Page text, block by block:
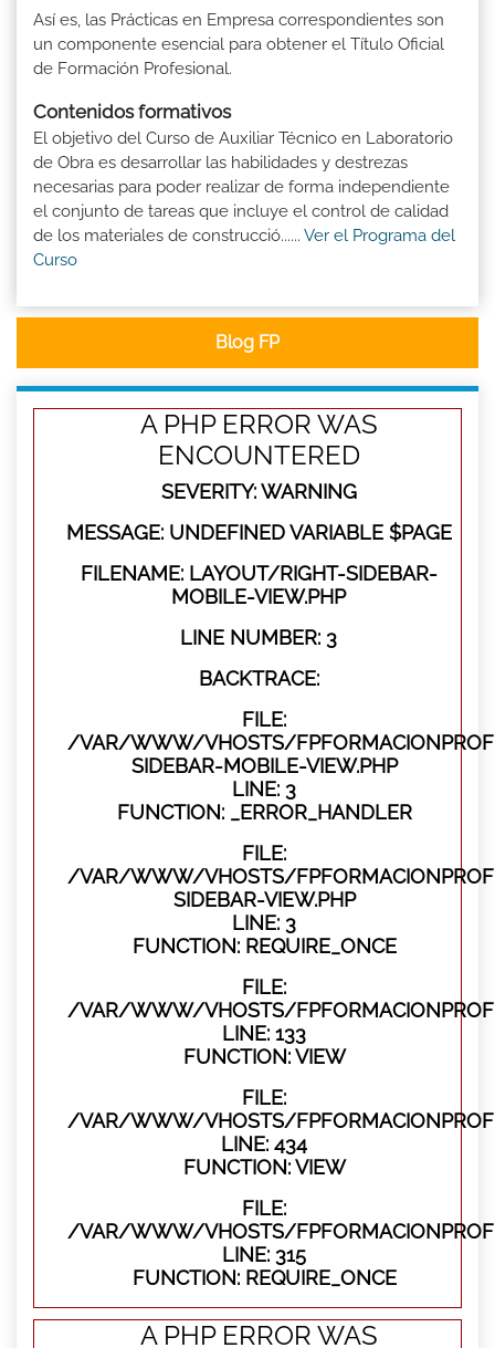
Así es, las Prácticas en Empresa correspondientes son
un componente esencial para obtener el Título Oficial
de Formación Profesional.
Contenidos formativos
El objetivo del Curso de Auxiliar Técnico en Laboratorio
de Obra es desarrollar las habilidades y destrezas
necesarias para poder realizar de forma independiente
el conjunto de tareas que incluye el control de calidad
de los materiales de construcció...... Ver el Programa del
Curso
Blog FP
A PHP ERROR WAS
ENCOUNTERED
SEVERITY: WARNING
MESSAGE: UNDEFINED VARIABLE $PAGE
FILENAME: LAYOUT/RIGHT-SIDEBAR-
MOBILE-VIEW.PHP
LINE NUMBER: 3
BACKTRACE:
FILE:
/VAR/WWW/VHOSTS/
SIDEBAR-MOBILE-VIEW.PHP
LINE: 3
FUNCTION: _ERROR_HANDLER
FILE:
/VAR/WWW/VHOSTS/
SIDEBAR-VIEW.PHP
LINE: 3
FUNCTION: REQUIRE_ONCE
FILE:
/VAR/WWW/VHOSTS/
LINE: 133
FUNCTION: VIEW
FILE:
/VAR/WWW/VHOSTS/
LINE: 434
FUNCTION: VIEW
FILE:
/VAR/WWW/VHOSTS/
LINE: 315
FUNCTION: REQUIRE_ONCE
A PHP ERROR WAS